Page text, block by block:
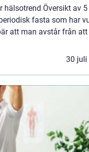
hälsotrend Översikt av 5
fasta som har
att man avstår från
30 juli